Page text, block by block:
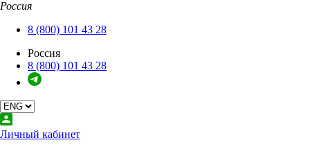
Главная
О компании
Сервисы
Услуги
Контакты
Back
Купить
Россия
8 (800) 101 43 28
Россия
8 (800) 101 43 28
Личный кабинет